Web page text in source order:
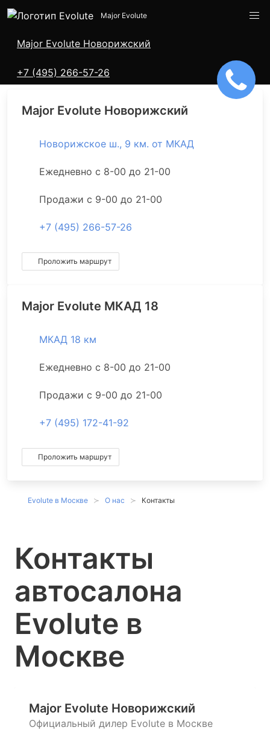
Major Evolute
Major Evolute Новорижский
+7 (495) 266-57-26
Адреса салонов
Major Evolute Новорижский
Новорижское ш., 9 км. от МКАД
Ежедневно с 8-00 до 21-00
Продажи с 9-00 до 21-00
+7 (495) 266-57-26
Проложить маршрут
Major Evolute МКАД 18
МКАД 18 км
Ежедневно с 8-00 до 21-00
Продажи с 9-00 до 21-00
+7 (495) 172-41-92
Проложить маршрут
Evolute в Москве О нас Контакты
Контакты
автосалона
Evolute в
Москве
Major Evolute Новорижский
Официальный дилер Evolute в Москве